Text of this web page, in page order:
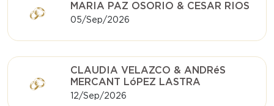
MARIA PAZ OSORIO & CESAR RIOS
05/Sep/2026
CLAUDIA VELAZCO & ANDRéS
MERCANT LóPEZ LASTRA
12/Sep/2026